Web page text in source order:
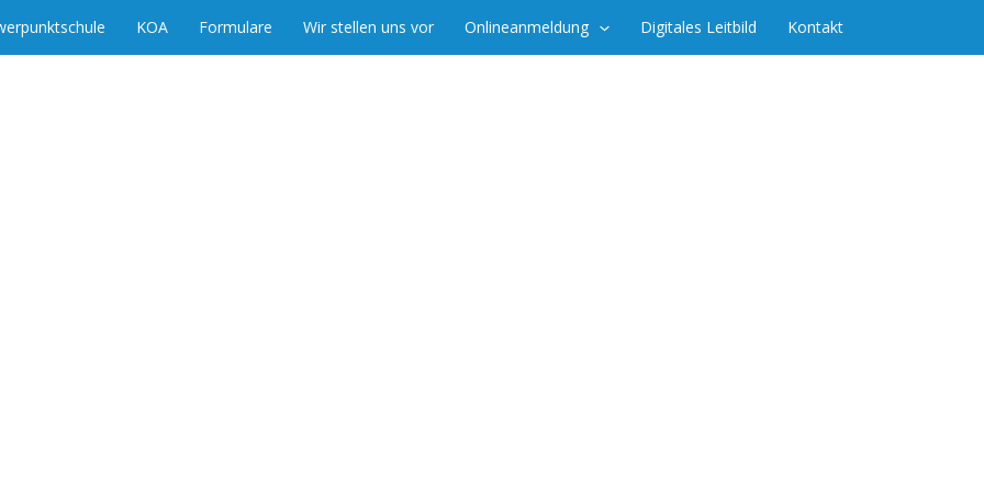
KOA Formulare Wir stellen uns vor Onlineanmeldung Digitales Leitbild Kontakt